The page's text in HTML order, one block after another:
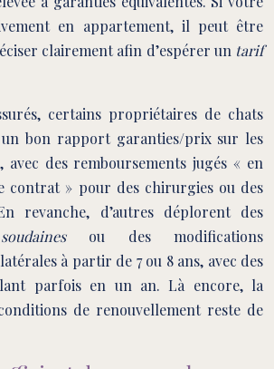
en appartement, il peut être
clairement afin d’espérer un tarif
certains propriétaires de chats
bon rapport garanties/prix sur les
avec des remboursements jugés « en
contrat » pour des chirurgies ou des
revanche, d’autres déplorent des
ou des modifications
à partir de 7 ou 8 ans, avec des
parfois en un an. Là encore, la
de renouvellement reste de